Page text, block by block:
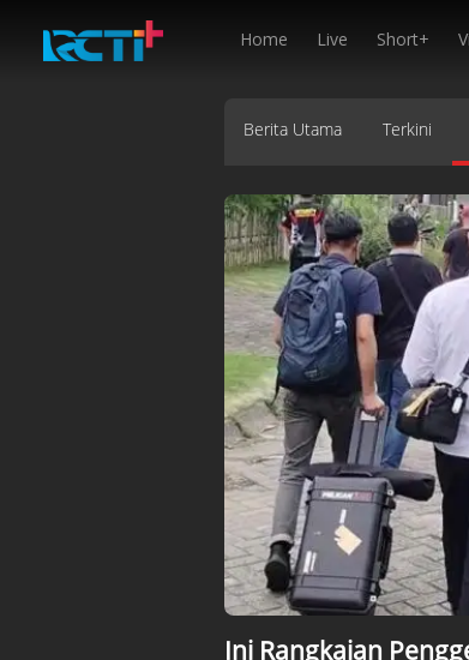
Home Live Short+
Berita Utama Terkini
Ini Rangkaian